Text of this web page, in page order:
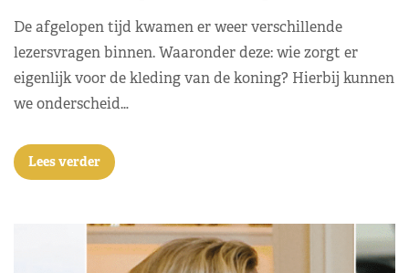
De afgelopen tijd kwamen er weer verschillende
lezersvragen binnen. Waaronder deze: wie zorgt er
eigenlijk voor de kleding van de koning? Hierbij kunnen
we onderscheid…
Lees verder